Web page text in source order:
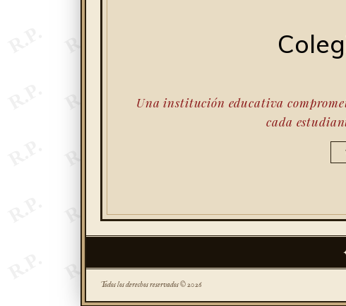
Una institución educativa
cada
Todos los derechos reservados © 2026